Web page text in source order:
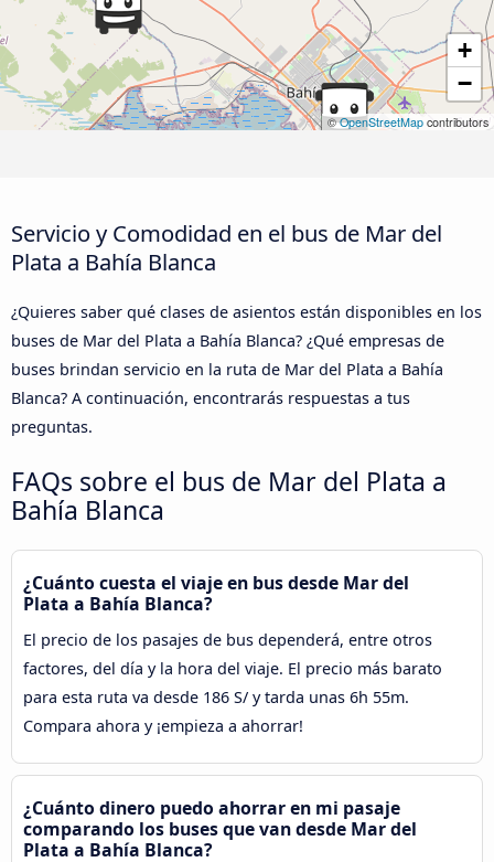
+
−
©OpenStreetMap contributors
Servicio y Comodidad en el bus de Mar del
Plata a Bahía Blanca
¿Quieres saber qué clases de asientos están disponibles en los
buses de Mar del Plata a Bahía Blanca? ¿Qué empresas de
buses brindan servicio en la ruta de Mar del Plata a Bahía
Blanca? A continuación, encontrarás respuestas a tus
preguntas.
FAQs sobre el bus de Mar del Plata a
Bahía Blanca
¿Cuánto cuesta el viaje en bus desde Mar del
Plata a Bahía Blanca?
El precio de los pasajes de bus dependerá, entre otros
factores, del día y la hora del viaje. El precio más barato
para esta ruta va desde 186 S/ y tarda unas 6h 55m.
Compara ahora y ¡empieza a ahorrar!
¿Cuánto dinero puedo ahorrar en mi pasaje
comparando los buses que van desde Mar del
Plata a Bahía Blanca?